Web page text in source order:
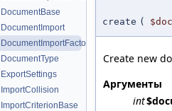
DocumentBase
DocumentImport
DocumentImportFactory
DocumentType
ExportSettings
ImportCollision
ImportCriterionBase
create (
Create new
Аргументы
int